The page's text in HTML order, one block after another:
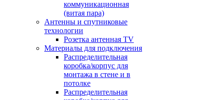
коммуникационная
(витая пара)
Антенны и спутниковые
технологии
Розетка антенная TV
Материалы для подключения
Распределительная
коробка/корпус для
монтажа в стене и в
потолке
Распределительная